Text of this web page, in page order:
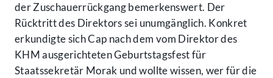
der Zuschauerrückgang bemerkenswert. Der
Rücktritt des Direktors sei unumgänglich. Konkret
erkundigte sich Cap nach dem vom Direktor des
KHM ausgerichteten Geburtstagsfest für
Staatssekretär Morak und wollte wissen, wer für die